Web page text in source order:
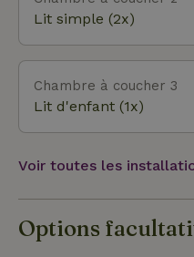
Lit simple (2x)
Chambre à coucher 3
Lit d'enfant (1x)
Voir toutes les
Options